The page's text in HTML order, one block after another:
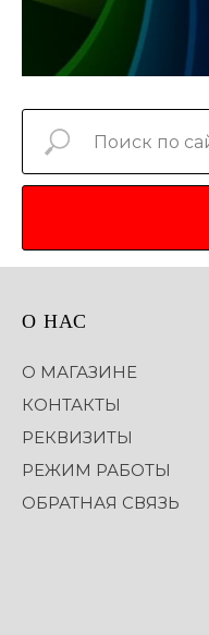
О НАС
О МАГАЗИНЕ
КОНТАКТЫ
РЕКВИЗИТЫ
РЕЖИМ РАБОТЫ
ОБРАТНАЯ СВЯЗЬ